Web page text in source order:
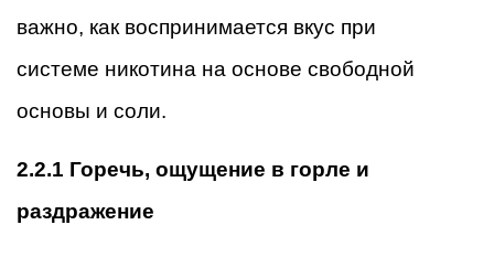
важно, как воспринимается вкус при
системе никотина на основе свободной
основы и соли.
2.2.1 Горечь, ощущение в горле и
раздражение